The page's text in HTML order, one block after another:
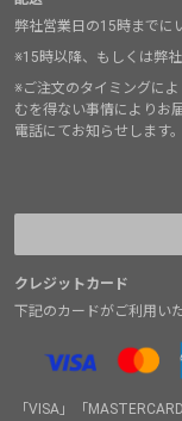
弊社営業日の15時までに
※15時以降、もしくは弊
※ご注文のタイミングに
むを得ない事情によりお
電話にてお知らせします。
クレジットカード
下記のカードがご利用い
「VISA」「